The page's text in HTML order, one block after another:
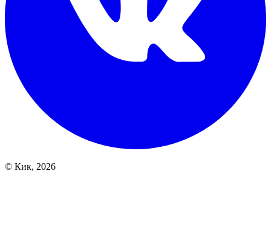
© Кик, 2026